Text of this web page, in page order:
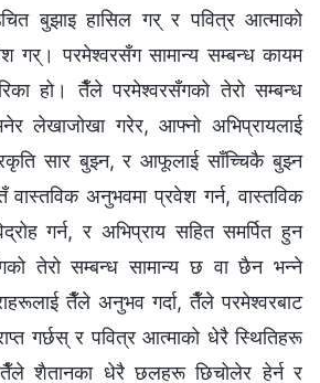
बुझाइ हासिल गर् र पवित्र आत्माको
गर्। परमेश्‍वरसँग सामान्य सम्बन्ध कायम
हो। तैँले परमेश्‍वरसँगको तेरो सम्बन्ध
लेखाजोखा गरेर, आफ्नो अभिप्रायलाई
सार बुझ्न, र आफूलाई साँच्चिकै बुझ्न
वास्तविक अनुभवमा प्रवेश गर्न, वास्तविक
गर्न, र अभिप्राय सहित समर्पित हुन
तेरो सम्बन्ध सामान्य छ वा छैन भन्‍ने
तैँले अनुभव गर्दा, तैँले परमेश्‍वरबाट
गर्छस् र पवित्र आत्माको धेरै स्थितिहरू
शैतानका धेरै छलहरू छिचोलेर हेर्न र